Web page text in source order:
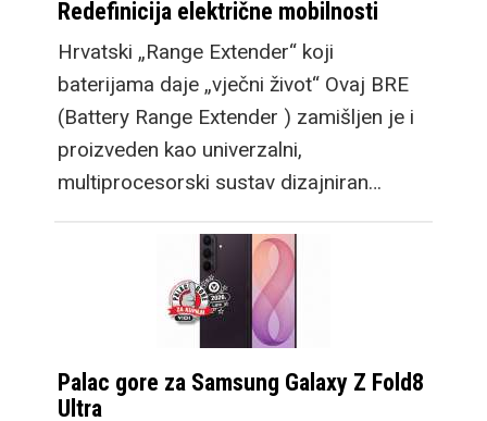
Redefinicija električne mobilnosti
Hrvatski „Range Extender“ koji
baterijama daje „vječni život“ Ovaj BRE
(Battery Range Extender ) zamišljen je i
proizveden kao univerzalni,
multiprocesorski sustav dizajniran…
Palac gore za Samsung Galaxy Z Fold8
Ultra